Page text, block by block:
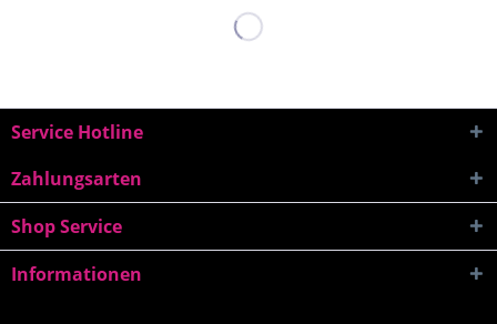
Service Hotline
Zahlungsarten
Shop Service
Informationen